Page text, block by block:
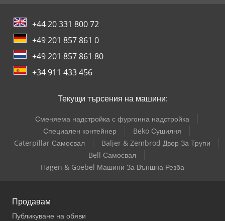
+44 20 331 800 72
+49 201 857 861 0
+49 201 857 861 80
+34 911 433 456
Текущи търсения на машини:
Сменяема надстройка с фургонна надстройка
Специален контейнер
Beko Сушилня
Caterpillar Самосвал
Baljer & Zembrod Двор За Трупи
Bell Самосвал
Hagen & Goebel Машини За Външна Резба
Продавам
Публикуване на обяви